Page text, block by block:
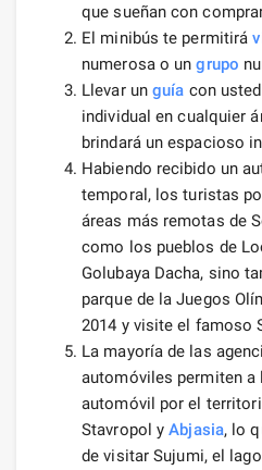
que sueñan con
El minibús te permitirá
numerosa o ungrupo
Llevar un guía con
individual en cualquier
brindará un espacioso
Habiendo recibido un
temporal, los turistas
áreas más remotas de
como los pueblos de
Golubaya Dacha, sino
parque de la Juegos
2014 y visite el famoso
La mayoría de las
automóviles permiten
automóvil por el
Stavropol yAbjasia, lo
de visitar Sujumi, el